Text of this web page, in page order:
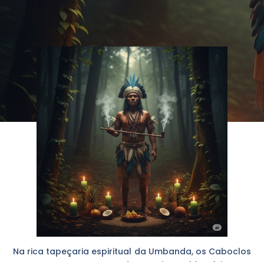
Na rica tapeçaria espiritual da Umbanda, os Caboclos